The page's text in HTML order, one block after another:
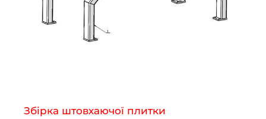
Збірка штовхаючої плитки